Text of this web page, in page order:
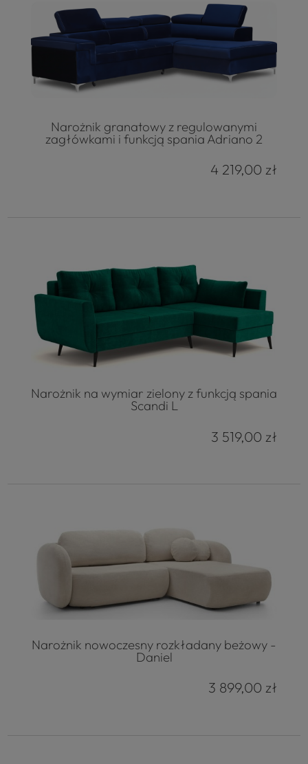
Narożnik granatowy z regulowanymi
zagłówkami i funkcją spania Adriano 2
4 219,00 zł
Narożnik na wymiar zielony z funkcją spania
Scandi L
3 519,00 zł
Narożnik nowoczesny rozkładany beżowy -
Daniel
3 899,00 zł